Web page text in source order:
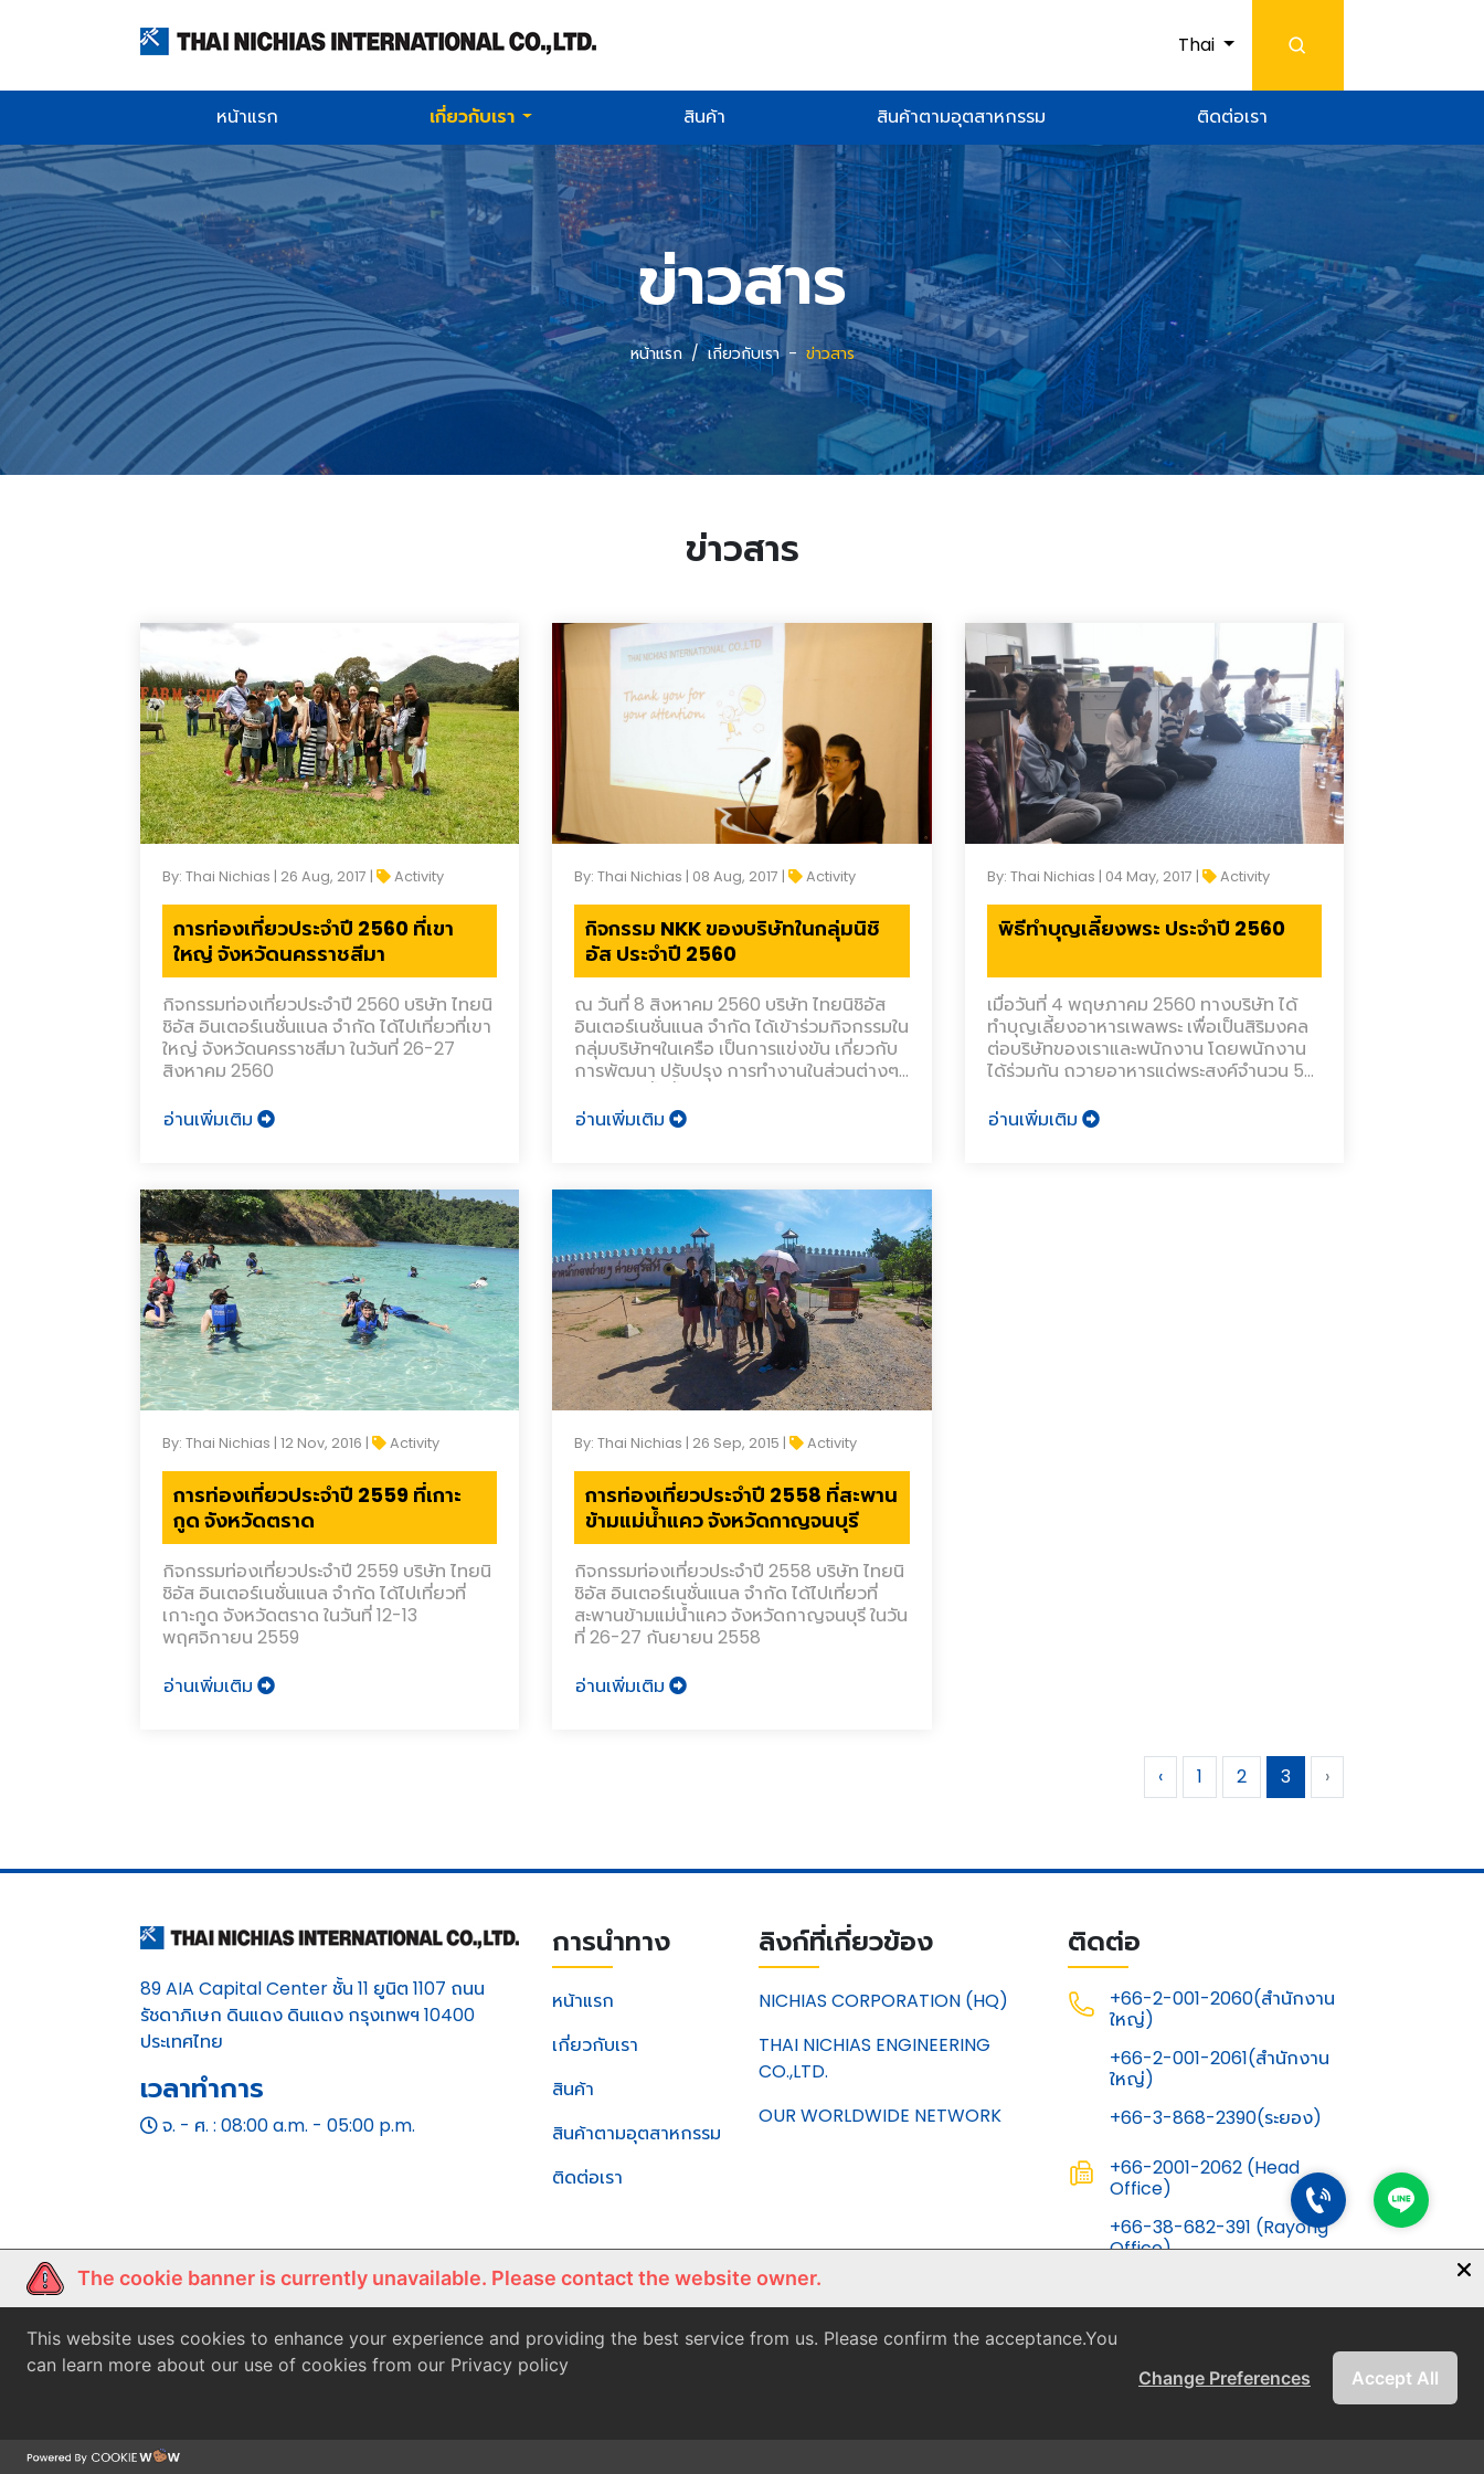
Thai
หน้าแรก เกี่ยวกับเรา สินค้า สินค้าตามอุตสาหกรรม ติดต่อเรา
ข่าวสาร
หน้าแรก เกี่ยวกับเรา ข่าวสาร
ข่าวสาร
By: Thai Nichias | 26 Aug, 2017 | Activity
การท่องเที่ยวประจำปี 2560 ที่เขา
ใหญ่ จังหวัดนครราชสีมา
กิจกรรมท่องเที่ยวประจำปี 2560 บริษัท ไทยนิ
ชิอัส อินเตอร์เนชั่นแนล จำกัด ได้ไปเที่ยวที่เขา
ใหญ่ จังหวัดนครราชสีมา ในวันที่ 26-27
สิงหาคม 2560
อ่านเพิ่มเติม
By: Thai Nichias | 08 Aug, 2017 | Activity
กิจกรรม NKK ของบริษัทในกลุ่มนิชิ
อัส ประจำปี 2560
ณ วันที่ 8 สิงหาคม 2560 บริษัท ไทยนิชิอัส
อินเตอร์เนชั่นแนล จำกัด ได้เข้าร่วมกิจกรรมใน
กลุ่มบริษัทฯในเครือ เป็นการแข่งขัน เกี่ยวกับ
การพัฒนา ปรับปรุง การทำงานในส่วนต่างๆ
พัฒนาศักนภาพในการทำงานให้ดีขึ้นต่อไป
การแข่งขันภายในประเทศไทย เพื่อคัดเลือก
กลุ่มที่จะไปแข่งขันต่อระดับภูมิภาคเอเชีย
อ่านเพิ่มเติม
By: Thai Nichias | 04 May, 2017 | Activity
พิธีทำบุญเลี้ยงพระ ประจำปี 2560
เมื่อวันที่ 4 พฤษภาคม 2560 ทางบริษัท ได้
ทำบุญเลี้ยงอาหารเพลพระ เพื่อเป็นสิริมงคล
ต่อบริษัทของเราและพนักงาน โดยพนักงาน
ได้ร่วมกัน ถวายอาหารแด่พระสงค์จำนวน 5
อ่านเพิ่มเติม
By: Thai Nichias | 12 Nov, 2016 | Activity
การท่องเที่ยวประจำปี 2559 ที่เกาะ
กูด จังหวัดตราด
กิจกรรมท่องเที่ยวประจำปี 2559 บริษัท ไทยนิ
ชิอัส อินเตอร์เนชั่นแนล จำกัด ได้ไปเที่ยวที่
เกาะกูด จังหวัดตราด ในวันที่ 12-13
พฤศจิกายน 2559
อ่านเพิ่มเติม
By: Thai Nichias | 26 Sep, 2015 | Activity
การท่องเที่ยวประจำปี 2558 ที่สะพาน
ข้ามแม่น้ำแคว จังหวัดกาญจนบุรี
กิจกรรมท่องเที่ยวประจำปี 2558 บริษัท ไทยนิ
ชิอัส อินเตอร์เนชั่นแนล จำกัด ได้ไปเที่ยวที่
สะพานข้ามแม่น้ำแคว จังหวัดกาญจนบุรี ในวัน
ที่ 26-27 กันยายน 2558
อ่านเพิ่มเติม
‹ 1 2 3 ›
89 AIA Capital Center ชั้น 11 ยูนิต 1107 ถนน
รัชดาภิเษก ดินแดง ดินแดง กรุงเทพฯ 10400
ประเทศไทย
เวลาทำการ
จ. - ศ. : 08:00 a.m. - 05:00 p.m.
การนำทาง
หน้าแรก
เกี่ยวกับเรา
สินค้า
สินค้าตามอุตสาหกรรม
ติดต่อเรา
ลิงก์ที่เกี่ยวข้อง
NICHIAS CORPORATION (HQ)
THAI NICHIAS ENGINEERING
CO.,LTD.
OUR WORLDWIDE NETWORK
ติดต่อ
+66-2-001-2060(สำนักงาน
ใหญ่)
+66-2-001-2061(สำนักงาน
ใหญ่)
+66-3-868-2390(ระยอง)
+66-2001-2062 (Head
Office)
+66-38-682-391 (Rayong
Office)
The cookie banner is currently unavailable. Please contact the website owner.
This website uses cookies to enhance your experience and providing the best service from us. Please confirm the acceptance.You
can learn more about our use of cookies from our Privacy policy
Accept All
Change Preferences